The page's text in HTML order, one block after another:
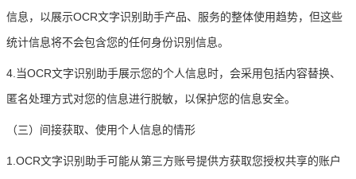
信息，以展示OCR文字识别助手产品、服务的整体使用趋势，但这些
统计信息将不会包含您的任何身份识别信息。
4.当OCR文字识别助手展示您的个人信息时，会采用包括内容替换、
匿名处理方式对您的信息进行脱敏，以保护您的信息安全。
（三）间接获取、使用个人信息的情形
1.OCR文字识别助手可能从第三方账号提供方获取您授权共享的账户